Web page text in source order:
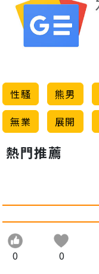
性騷 熊男
無業
展開
熱門推薦
0 0